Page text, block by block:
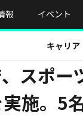
報 イベント
キャリア
国際会議へのビジネス
スポ
施。5